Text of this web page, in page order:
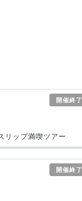
開催終了
リップ満喫ツアー
開催終了